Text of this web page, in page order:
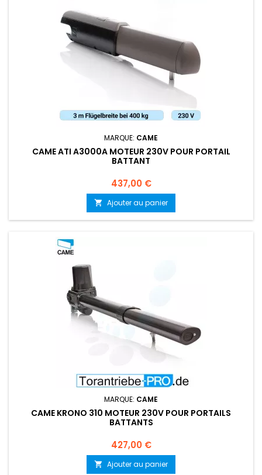
MARQUE: CAME
CAME ATI A3000A MOTEUR 230V POUR PORTAIL
BATTANT
Prix
437,00 €
 Ajouter au panier
MARQUE: CAME
CAME KRONO 310 MOTEUR 230V POUR PORTAILS
BATTANTS
Prix
427,00 €
 Ajouter au panier